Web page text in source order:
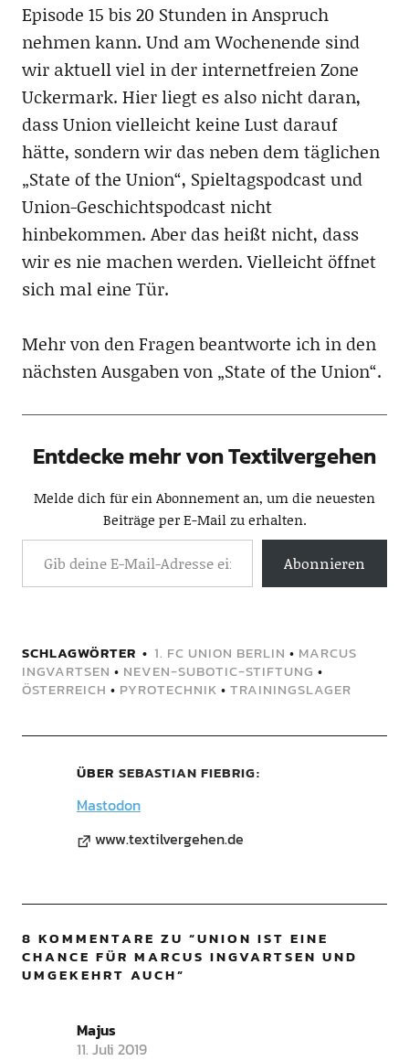
Episode 15 bis 20 Stunden in Anspruch
nehmen kann. Und am Wochenende sind
wir aktuell viel in der internetfreien Zone
Uckermark. Hier liegt es also nicht daran,
dass Union vielleicht keine Lust darauf
hätte, sondern wir das neben dem täglichen
„State of the Union“, Spieltagspodcast und
Union-Geschichtspodcast nicht
hinbekommen. Aber das heißt nicht, dass
wir es nie machen werden. Vielleicht öffnet
sich mal eine Tür.
Mehr von den Fragen beantworte ich in den
nächsten Ausgaben von „State of the Union“.
Entdecke mehr von Textilvergehen
Melde dich für ein Abonnement an, um die neuesten
Beiträge per E-Mail zu erhalten.
Abonnieren
SCHLAGWÖRTER 1. FC UNION BERLIN • MARCUS
INGVARTSEN • NEVEN-SUBOTIC-STIFTUNG •
ÖSTERREICH • PYROTECHNIK • TRAININGSLAGER
ÜBER SEBASTIAN FIEBRIG
Mastodon
www.textilvergehen.de
8 KOMMENTARE ZU “UNION IST EINE
CHANCE FÜR MARCUS INGVARTSEN UND
UMGEKEHRT AUCH”
Majus
11. Juli 2019